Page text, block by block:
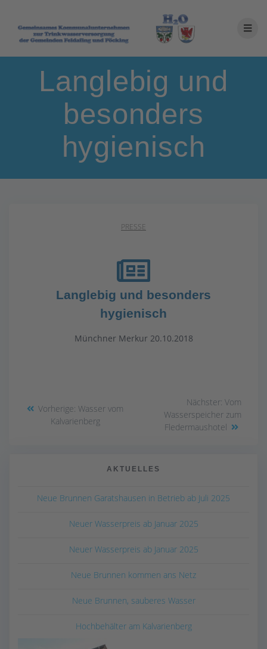
Langlebig und
besonders
hygienisch
PRESSE
Langlebig und besonders
hygienisch
Münchner Merkur 20.10.2018
Vorherige: Wasser vom
Kalvarienberg
Nächster: Vom
Wasserspeicher zum
Fledermaushotel
AKTUELLES
Neue Brunnen Garatshausen in Betrieb ab Juli 2025
Neuer Wasserpreis ab Januar 2025
Neuer Wasserpreis ab Januar 2025
Neue Brunnen kommen ans Netz
Neue Brunnen, sauberes Wasser
Hochbehälter am Kalvarienberg